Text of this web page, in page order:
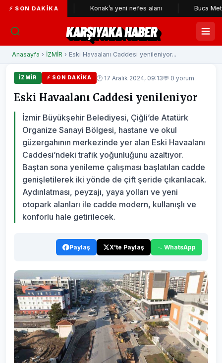
⚡ SON DAKIKA
bekçileri Konak’a yeni nefes alanı Buca
KARŞIYAKA HABER
Anasayfa › İZMİR › Eski Havaalanı Caddesi yenileniyor...
İZMİR ⚡ SON DAKIKA 🕐 17 Aralık 2024, 09:13💬 0 yorum
Eski Havaalanı Caddesi yenileniyor
İzmir Büyükşehir Belediyesi, Çiğli’de Atatürk
Organize Sanayi Bölgesi, hastane ve okul
güzergahının merkezinde yer alan Eski Havaalanı
Caddesi’ndeki trafik yoğunluğunu azaltıyor.
Baştan sona yenileme çalışması başlatılan cadde
genişletilerek iki yönde de çift şeride çıkarılacak.
Aydınlatması, peyzajı, yaya yolları ve yeni
otopark alanları ile cadde modern, kullanışlı ve
konforlu hale getirilecek.
Paylaş X'te Paylaş WhatsApp